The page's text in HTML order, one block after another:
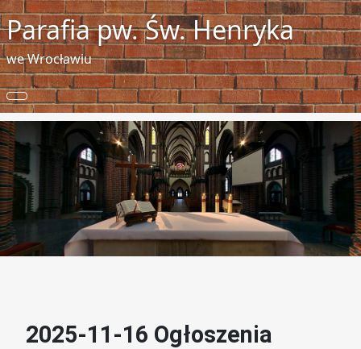
Parafia pw. Św. Henryka
we Wrocławiu
2025-11-16 Ogłoszenia